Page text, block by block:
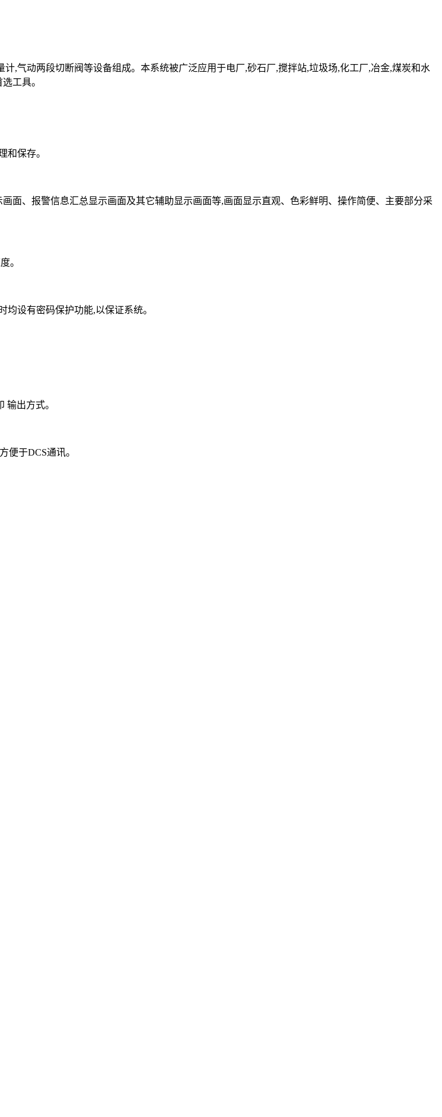
动两段切断阀等设备组成。本系统被广泛应用于电厂,砂石厂,搅拌站,垃圾场,化工厂,冶金,煤炭和水
工具。
保存。
、报警信息汇总显示画面及其它辅助显示画面等,画面显示直观、色彩鲜明、操作简便、主要部分采
。
设有密码保护功能,以保证系统。
出方式。
于DCS通讯。